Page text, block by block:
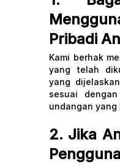
Pribadi
Kami berhak
yang telah
yang
sesuai
undangan
2. Jika